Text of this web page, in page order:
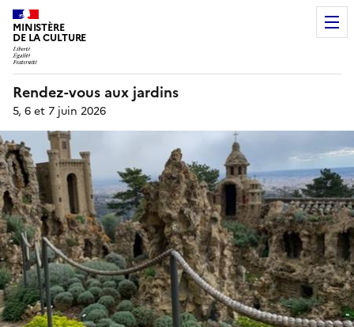
MINISTÈRE
DE LA CULTURE
Rendez-vous aux jardins
5, 6 et 7 juin 2026